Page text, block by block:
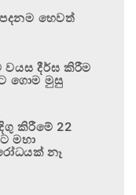
හෙවත්
වයස දීර්ඝ කිරීම
ගොම මුසු
කිරීමේ 22
මහා
නෑ